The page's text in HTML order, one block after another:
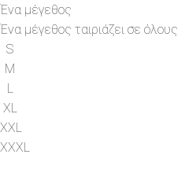
Ένα μέγεθος
Ένα μέγεθος ταιριάζει σε όλους
S
M
L
XL
XXL
XXXL